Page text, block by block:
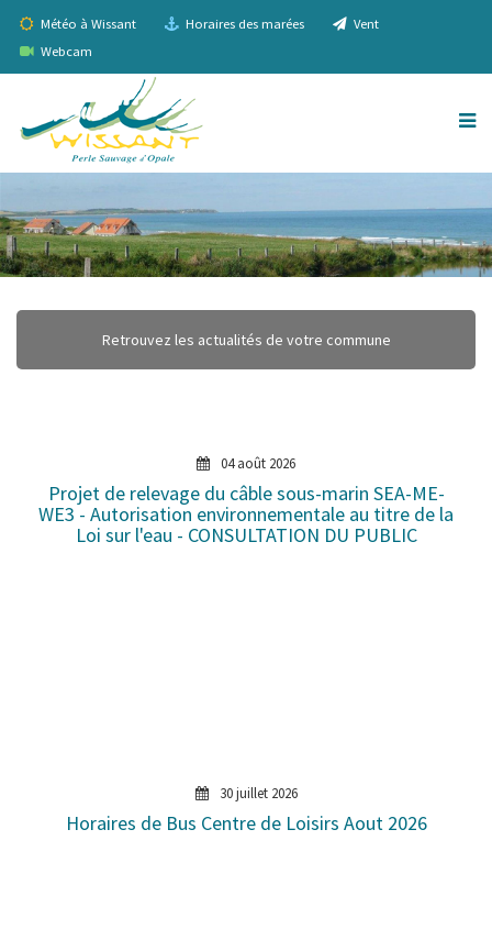
Météo à Wissant Horaires des marées
Vent
Webcam
Retrouvez les actualités de votre commune
04 août 2026
Projet de relevage du câble sous-marin SEA-ME-
WE3 - Autorisation environnementale au titre de la
Loi sur l'eau - CONSULTATION DU PUBLIC
30 juillet 2026
Horaires de Bus Centre de Loisirs Aout 2026